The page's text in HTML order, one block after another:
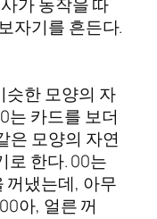
자기를 흔든다.
슷한 모양의 자
는 카드를 보더
은 모양의 자연
로 한다. 00는
꺼냈는데, 아무
아, 얼른 꺼